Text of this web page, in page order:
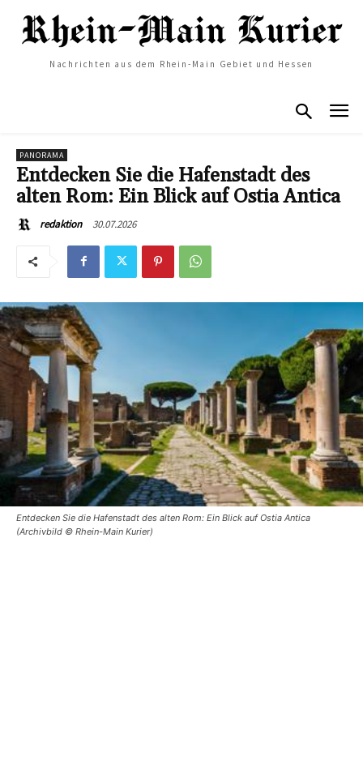
Nachrichten aus dem Rhein-Main Gebiet und Hessen
PANORAMA
Entdecken Sie die Hafenstadt des
alten Rom: Ein Blick auf Ostia Antica
redaktion 30.07.2026
Entdecken Sie die Hafenstadt des alten Rom: Ein Blick auf Ostia Antica
(Archivbild © Rhein-Main Kurier)